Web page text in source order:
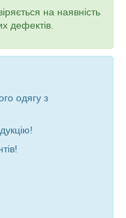
на наявність
дефектів.
одягу з